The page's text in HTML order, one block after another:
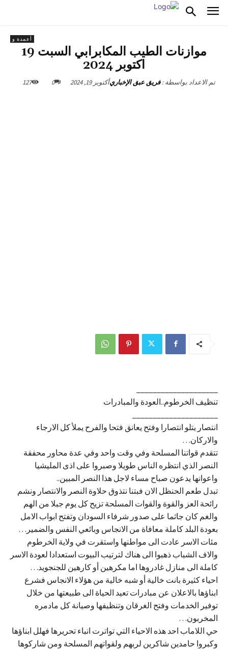
أعمدة و
موازنات الطيب المكابرابي السبت 19
اكتوبر 2024
تم الاعداد بواسطة : فريق عبق الإخباريأكتوبر 19, 2024 0
127
تنظيف الخرطوم..العودة والمبادرات
انتصار يتلو انتصارا وفتح يعانق فتحا والفرح يملأ كل الارجاء
والاركان…
تتقدم قواتنا المسلحة وفي وقت واحد وفي عدة محاور محفقة
النصر الذي انتظره الناس طويلا وصبروا على اذى المليشيا
واعوانها يدعون صباح مساء لاجل هذا النصر المبين..
تبدل طعم الحنظل الان فبتنا نتذوق حلاوة النصر والانتصار ونشم
رائحة العز والقوة والقوات المسلحة تزيح كل يوم جبلا من الهم
والغم كان جاثما على صدور شرفاء السودان وتفتح ابواب الامل
بعودة البلد كاملة معافاة من الانجاس وبائعي النفس والضمير…
مئات الاسر عادت الى مواطنها واستقرت في ولاية الخرطوم
والاف الشباب ذهبوا الى هناك لترتيب البيوت استعدادا لعودة الاسر
كاملة الى منازل غادروها اما مكرهين أو كارهين للجنجويد…
احياء كثيرة بانت خالية أو شبه خالية من هؤلاء الانجاس فشرع
ابناؤها بالاعلان عن مبادرات تعيد الحياة الى طبيعتها من خلال
توفير الخدمات وفتح الغرقان وتنظيفها وصيانة كل مادمره
المخربون…
حي اللاماب احد هذه الاحياء التي تواترت انباء تحريرها فهلل ابناؤها
وكبروا حامدين شاكرين لربهم ولقواتهم المسلحة ومن شاركوها